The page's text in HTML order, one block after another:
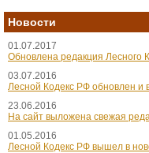
Новости
01.07.2017
Обновлена редакция Лесного
03.07.2016
Лесной Кодекс РФ обновлен и
23.06.2016
На сайт выложена свежая
01.05.2016
Лесной Кодекс РФ вышел в